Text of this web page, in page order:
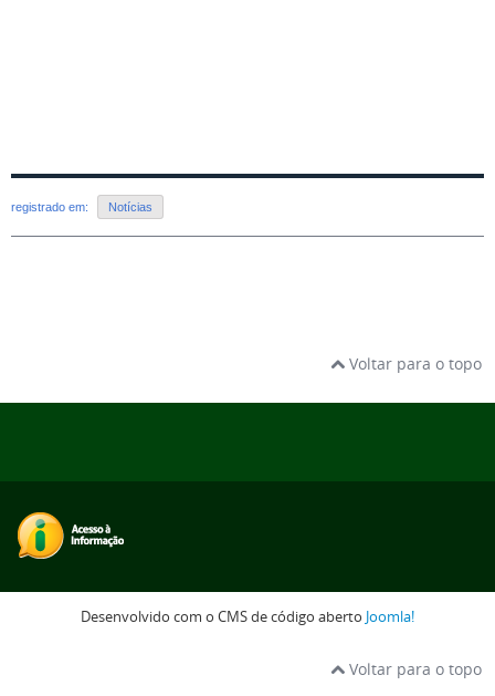
registrado em: Notícias
Voltar para o topo
Desenvolvido com o CMS de código aberto Joomla!
Voltar para o topo